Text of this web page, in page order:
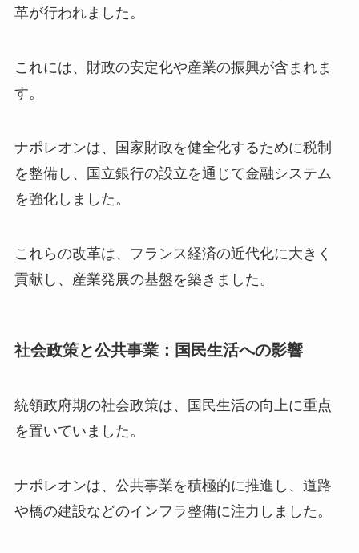
革が行われました。
これには、財政の安定化や産業の振興が含まれま
す。
ナポレオンは、国家財政を健全化するために税制
を整備し、国立銀行の設立を通じて金融システム
を強化しました。
これらの改革は、フランス経済の近代化に大きく
貢献し、産業発展の基盤を築きました。
社会政策と公共事業：国民生活への影響
統領政府期の社会政策は、国民生活の向上に重点
を置いていました。
ナポレオンは、公共事業を積極的に推進し、道路
や橋の建設などのインフラ整備に注力しました。